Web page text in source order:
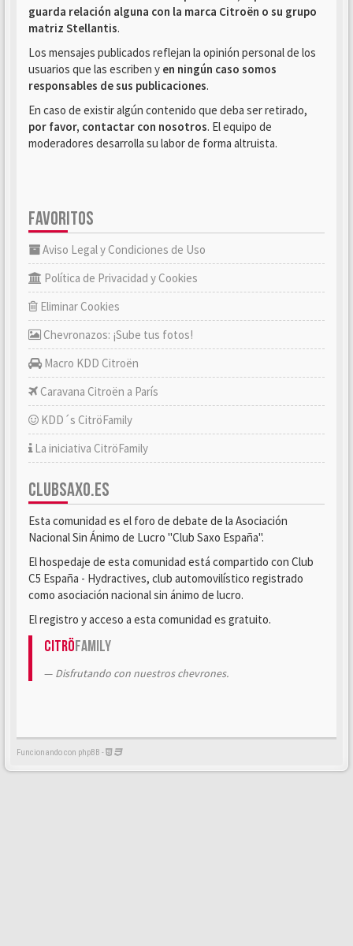
guarda relación alguna con la marca Citroën o su grupo
matriz Stellantis.
Los mensajes publicados reflejan la opinión personal de los
usuarios que las escriben y en ningún caso somos
responsables de sus publicaciones.
En caso de existir algún contenido que deba ser retirado,
por favor, contactar con nosotros. El equipo de
moderadores desarrolla su labor de forma altruista.
FAVORITOS
Aviso Legal y Condiciones de Uso
Política de Privacidad y Cookies
Eliminar Cookies
Chevronazos: ¡Sube tus fotos!
Macro KDD Citroën
Caravana Citroën a París
KDD´s CitröFamily
La iniciativa CitröFamily
CLUBSAXO.ES
Esta comunidad es el foro de debate de la Asociación
Nacional Sin Ánimo de Lucro "Club Saxo España".
El hospedaje de esta comunidad está compartido con Club
C5 España - Hydractives, club automovilístico registrado
como asociación nacional sin ánimo de lucro.
El registro y acceso a esta comunidad es gratuito.
CitröFamily
Disfrutando con nuestros chevrones.
Funcionando con phpBB -